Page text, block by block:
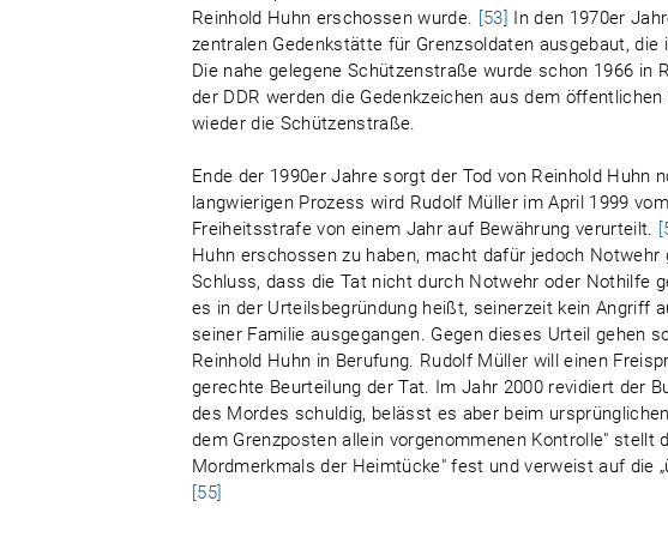
Reinhold Huhn erschossen wurde.
[53]
In den 1970er
zentralen Gedenkstätte für Grenzsoldaten ausgebaut,
Die nahe gelegene Schützenstraße wurde schon 1966 in
der DDR werden die Gedenkzeichen aus dem
wieder die Schützenstraße.
Ende der 1990er Jahre sorgt der Tod von Reinhold Huhn
langwierigen Prozess wird Rudolf Müller im April 1999
Freiheitsstrafe von einem Jahr auf Bewährung verurteilt.
Huhn erschossen zu haben, macht dafür jedoch
Schluss, dass die Tat nicht durch Notwehr oder Nothilfe
es in der Urteilsbegründung heißt, seinerzeit kein Angriff
seiner Familie ausgegangen. Gegen dieses Urteil gehen
Reinhold Huhn in Berufung. Rudolf Müller will einen
gerechte Beurteilung der Tat. Im Jahr 2000 revidiert der
des Mordes schuldig, belässt es aber beim
dem Grenzposten allein vorgenommenen Kontrolle" stellt
Mordmerkmals der Heimtücke" fest und verweist auf die
[55]